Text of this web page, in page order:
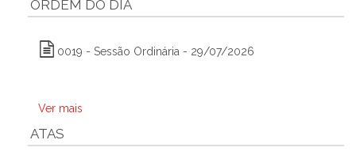
ORDEM DO DIA
0019 - Sessão Ordinária - 29/07/2026
Ver mais
ATAS